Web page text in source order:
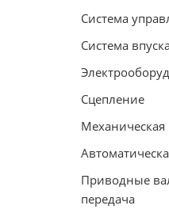
Система
Система
Сцепление
Механическая
Приводные
передача